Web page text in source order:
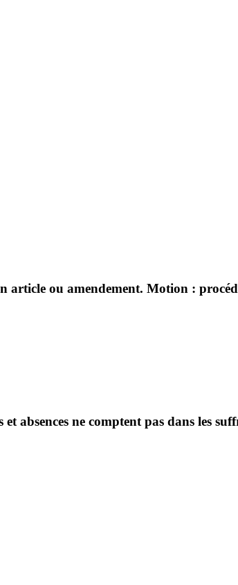
ou amendement. Motion :
absences ne comptent pas dans les